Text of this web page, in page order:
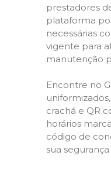
prestadores
plataforma
necessárias
vigente para
manutenção
Encontre no
crachá e QR
horários
código de
sua